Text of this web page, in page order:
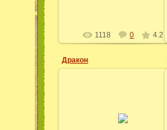
1118 0 4.2
Дракон